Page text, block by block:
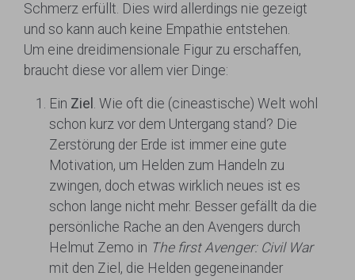
Schmerz erfüllt. Dies wird allerdings nie gezeigt
und so kann auch keine Empathie entstehen.
Um eine dreidimensionale Figur zu erschaffen,
braucht diese vor allem vier Dinge:
Ein Ziel . Wie oft die (cineastische) Welt wohl
schon kurz vor dem Untergang stand? Die
Zerstörung der Erde ist immer eine gute
Motivation, um Helden zum Handeln zu
zwingen, doch etwas wirklich neues ist es
schon lange nicht mehr. Besser gefällt da die
persönliche Rache an den Avengers durch
Helmut Zemo in The first Avenger: Civil War
mit den Ziel, die Helden gegeneinander